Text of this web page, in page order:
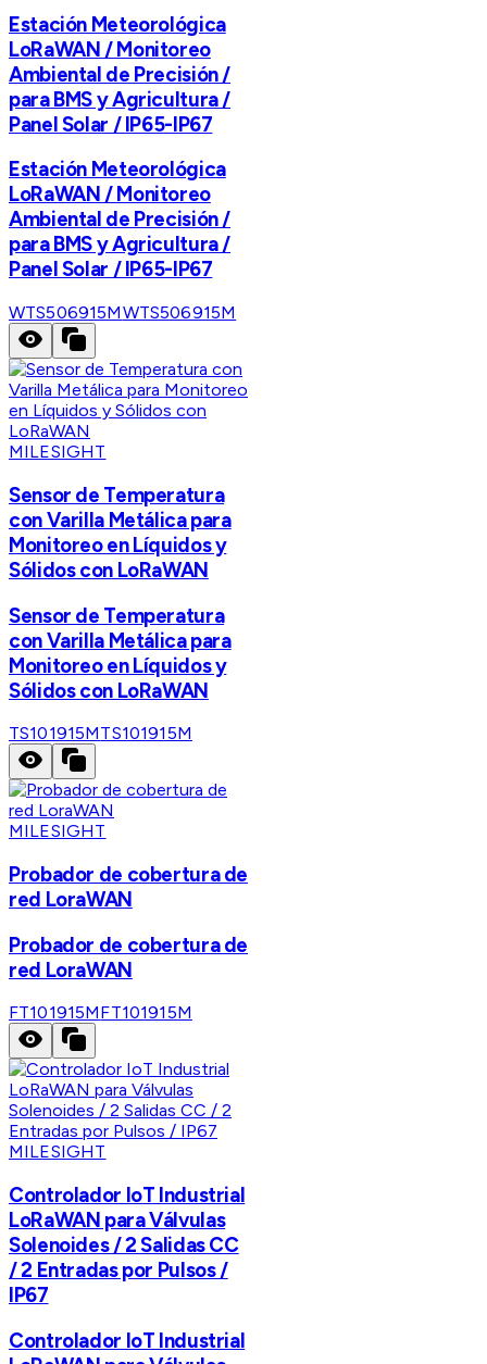
Estación Meteorológica
LoRaWAN / Monitoreo
Ambiental de Precisión /
para BMS y Agricultura /
Panel Solar / IP65-IP67
Estación Meteorológica
LoRaWAN / Monitoreo
Ambiental de Precisión /
para BMS y Agricultura /
Panel Solar / IP65-IP67
WTS506915MWTS506915M
MILESIGHT
Sensor de Temperatura
con Varilla Metálica para
Monitoreo en Líquidos y
Sólidos con LoRaWAN
Sensor de Temperatura
con Varilla Metálica para
Monitoreo en Líquidos y
Sólidos con LoRaWAN
TS101915MTS101915M
MILESIGHT
Probador de cobertura de
red LoraWAN
Probador de cobertura de
red LoraWAN
FT101915MFT101915M
MILESIGHT
Controlador IoT Industrial
LoRaWAN para Válvulas
Solenoides / 2 Salidas CC
/ 2 Entradas por Pulsos /
IP67
Controlador IoT Industrial